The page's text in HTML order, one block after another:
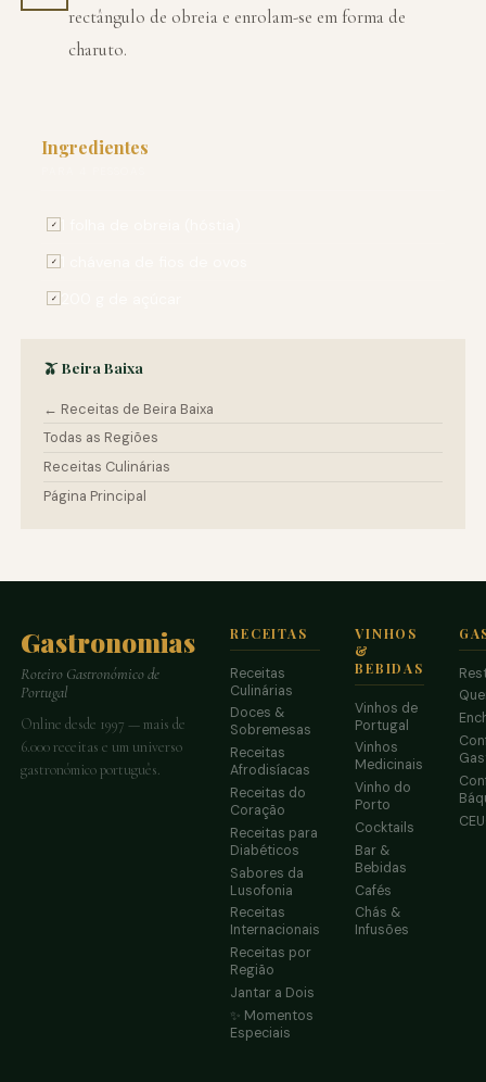
rectângulo de obreia e enrolam-se em forma de
charuto.
Ingredientes
✓
✓
✓
🫒 Beira Baixa
← Receitas de Beira Baixa
Todas as Regiões
Receitas Culinárias
Página Principal
Gastronomias
Roteiro Gastronómico de
Portugal
Online desde 1997 — mais de
6.000 receitas e um universo
gastronómico português.
RECEITAS
Receitas
Culinárias
Doces &
Sobremesas
Receitas
Afrodisíacas
Receitas do
Coração
Receitas para
Diabéticos
Sabores da
Lusofonia
Receitas
Internacionais
Receitas por
Região
Jantar a Dois
✨ Momentos
Especiais
VINHOS
&
BEBIDAS
Vinhos de
Portugal
Vinhos
Medicinais
Vinho do
Porto
Cocktails
Bar &
Bebidas
Cafés
Chás &
Infusões